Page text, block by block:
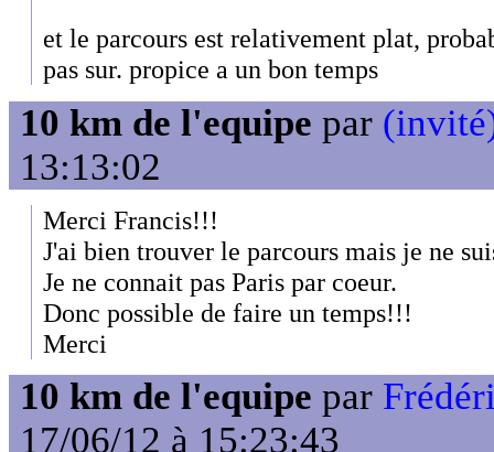
et le parcours est relativement plat,
pas sur. propice a un bon temps
10 km de l'equipe par
13:13:02
Merci Francis!!!
J'ai bien trouver le parcours mais je ne
Je ne connait pas Paris par coeur.
Donc possible de faire un temps!!!
Merci
10 km de l'equipe par
17/06/12 à 15:23:43